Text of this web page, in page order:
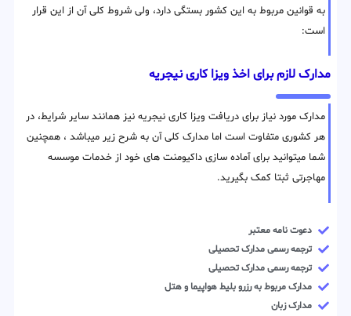
به قوانین مربوط به این کشور بستگی دارد، ولی شروط کلی آن از این قرار
است:
مدارک لازم برای اخذ ویزا کاری نیجریه
مدارک مورد نیاز برای دریافت ویزا کاری نیجریه نیز همانند سایر شرایط، در
هر کشوری متفاوت است اما مدارک کلی آن به شرح زیر میباشد ، همچنین
شما میتوانید برای آماده سازی داکیومنت های خود از خدمات موسسه
مهاجرتی ثبتا کمک بگیرید.
دعوت نامه معتبر
ترجمه رسمی مدارک تحصیلی
ترجمه رسمی مدارک تحصیلی
مدارک مربوط به رزرو بلیط هواپیما و هتل
مدارک زبان